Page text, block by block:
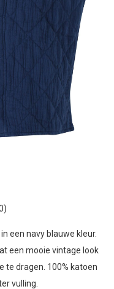
een navy blauwe kleur.
een mooie vintage look
te dragen. 100% katoen
vulling.